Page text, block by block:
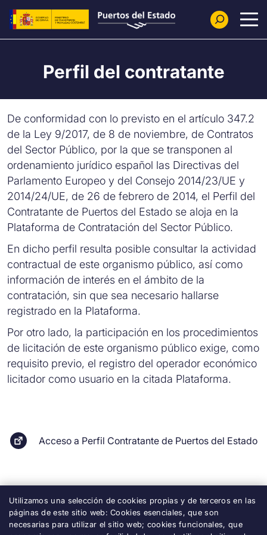
Pasar al contenido principal
Perfil del contratante
De conformidad con lo previsto en el artículo 347.2
de la Ley 9/2017, de 8 de noviembre, de Contratos
del Sector Público, por la que se transponen al
ordenamiento jurídico español las Directivas del
Parlamento Europeo y del Consejo 2014/23/UE y
2014/24/UE, de 26 de febrero de 2014, el Perfil del
Contratante de Puertos del Estado se aloja en la
Plataforma de Contratación del Sector Público.
En dicho perfil resulta posible consultar la actividad
contractual de este organismo público, así como
información de interés en el ámbito de la
contratación, sin que sea necesario hallarse
registrado en la Plataforma.
Por otro lado, la participación en los procedimientos
de licitación de este organismo público exige, como
requisito previo, el registro del operador económico
licitador como usuario en la citada Plataforma.
Acceso a Perfil Contratante de Puertos del Estado
Utilizamos una selección de cookies propias y de terceros en las
páginas de este sitio web: Cookies esenciales, que son
necesarias para utilizar el sitio web; cookies funcionales, que